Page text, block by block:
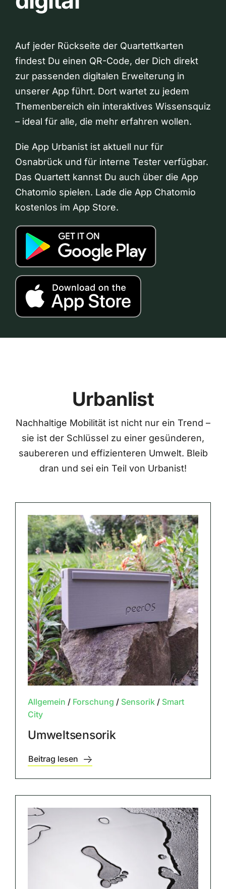
Auf jeder Rückseite der Quartettkarten
findest Du einen QR-Code, der Dich direkt
zur passenden digitalen Erweiterung in
unserer App führt. Dort wartet zu jedem
Themenbereich ein interaktives Wissensquiz
– ideal für alle, die mehr erfahren wollen.
Die App Urbanist ist aktuell nur für
Osnabrück und für interne Tester verfügbar.
Das Quartett kannst Du auch über die App
Chatomio spielen. Lade die App Chatomio
kostenlos im App Store.
Urbanlist
Nachhaltige Mobilität ist nicht nur ein Trend –
sie ist der Schlüssel zu einer gesünderen,
saubereren und effizienteren Umwelt. Bleib
dran und sei ein Teil von Urbanist!
Allgemein / Forschung / Sensorik/ Smart
City
Umweltsensorik
Beitrag lesen